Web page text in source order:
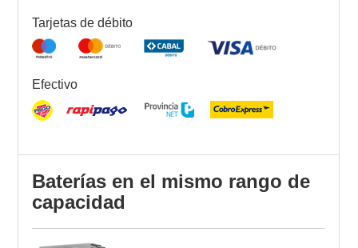
Tarjetas de débito
Efectivo
Baterías en el mismo rango de
capacidad